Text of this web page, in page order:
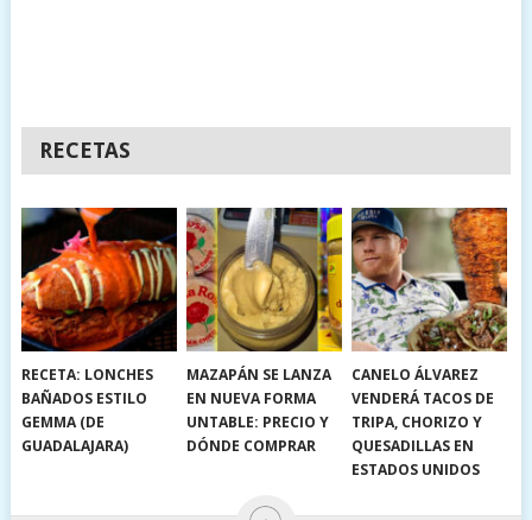
RECETAS
RECETA: LONCHES
BAÑADOS ESTILO
GEMMA (DE
GUADALAJARA)
MAZAPÁN SE LANZA
EN NUEVA FORMA
UNTABLE: PRECIO Y
DÓNDE COMPRAR
CANELO ÁLVAREZ
VENDERÁ TACOS DE
TRIPA, CHORIZO Y
QUESADILLAS EN
ESTADOS UNIDOS